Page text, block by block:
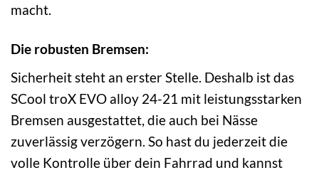
macht.
Die robusten Bremsen:
Sicherheit steht an erster Stelle. Deshalb ist das
SCool troX EVO alloy 24-21 mit leistungsstarken
Bremsen ausgestattet, die auch bei Nässe
zuverlässig verzögern. So hast du jederzeit die
volle Kontrolle über dein Fahrrad und kannst